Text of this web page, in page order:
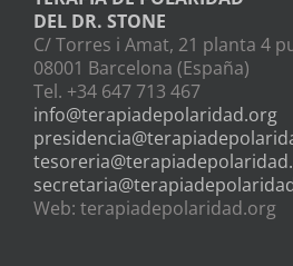
DEL DR. STONE
C/ Torres i Amat, 21 planta 4
08001 Barcelona (España)
Tel. +34 647 713 467
info@terapiadepolaridad.org
Web: terapiadepolaridad.org